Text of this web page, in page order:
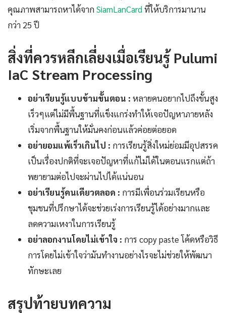
คุณภาพสามารถหาได้จากSiamLanCardที่ให้บริการมานาน
กว่า 25 ปี
สิ่งที่ควรหลีกเลี่ยงเมื่อเรียนรู้ Pulumi
IaC Stream Processing
อย่าเรียนรู้แบบข้ามขั้นตอน : หลายคนอยากไปถึงขั้นสูง
เร็วๆแต่ไม่มีพื้นฐานที่แข็งแกร่งทำให้เจอปัญหาภายหลัง
เริ่มจากพื้นฐานให้มั่นคงก่อนแล้วค่อยต่อยอด
อย่ายอมแพ้เร็วเกินไป : การเรียนรู้สิ่งใหม่ย่อมมีอุปสรรค
เป็นเรื่องปกติที่จะเจอปัญหาที่แก้ไม่ได้ในตอนแรกแต่ถ้า
พยายามต่อไปจะผ่านไปได้แน่นอน
อย่าเรียนรู้คนเดียวตลอด : การมีเพื่อนร่วมเรียนหรือ
ชุมชนที่ปรึกษาได้จะช่วยเร่งการเรียนรู้ได้อย่างมากและ
ลดความเหงาในการเรียนรู้
อย่าลอกงานโดยไม่เข้าใจ : การ copy paste โค้ดหรือวิธี
การโดยไม่เข้าใจว่ามันทำงานอย่างไรจะไม่ช่วยให้พัฒนา
ทักษะเลย
สรุปท้ายบทความ